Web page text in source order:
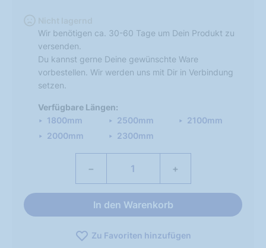
Wir benötigen ca. 30-60 Tage um Dein Produkt zu
versenden.
Du kannst gerne Deine gewünschte Ware
vorbestellen. Wir werden uns mit Dir in Verbindung
setzen.
Verfügbare Längen:
1800mm
2500mm
2100mm
2000mm
2300mm
− +
In den Warenkorb
Zu Favoriten hinzufügen